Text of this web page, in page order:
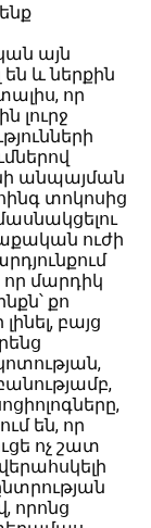
այն
և ներքին
որ
լուրջ
անպայման
տոկոսից
ուժի
մարդիկ
քո
բայց
են, որ
ոչ շատ
որոնց